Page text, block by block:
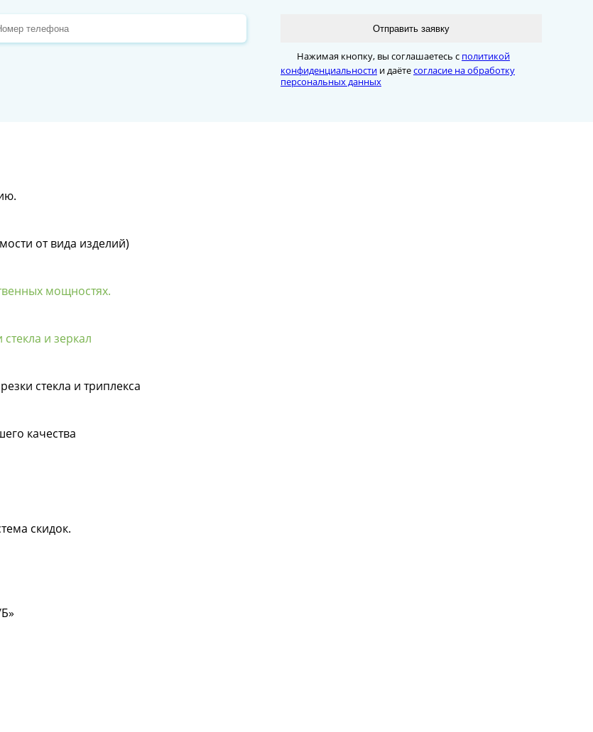
Отправить заявку
Нажимая кнопку, вы соглашаетесь с политикой
конфиденциальности и даётесогласие на обработку
персональных данных
от вида изделий)
мощностях.
и зеркал
стекла и триплекса
качества
скидок.